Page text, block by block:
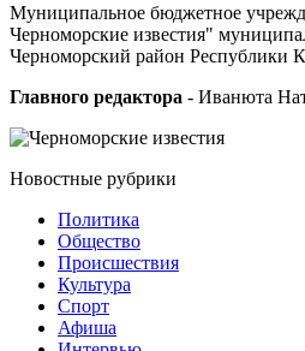
Муниципальное бюджетное
Черноморские известия"
Черноморский район Республики
Главного редактора - Иванюта
Новостные рубрики
Политика
Общество
Проиcшествия
Культура
Спорт
Афиша